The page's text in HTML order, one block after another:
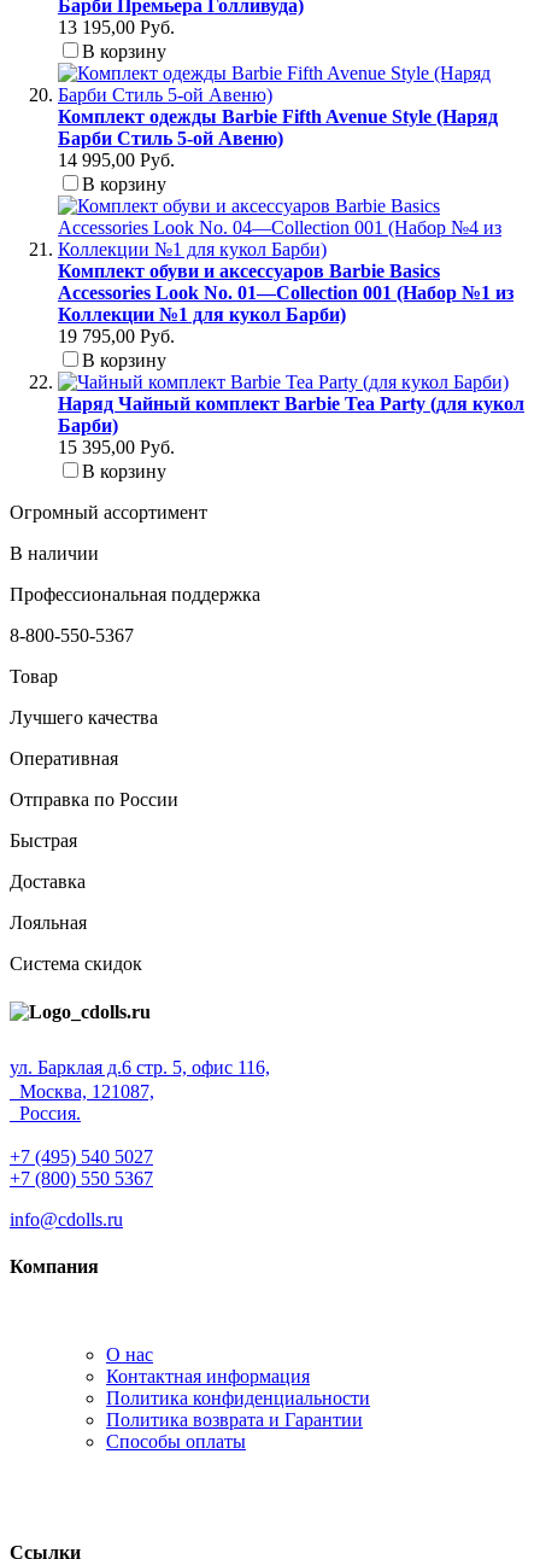
Барби Премьера Голливуда)
13 195,00 Руб.
В корзину
Комплект одежды Barbie Fifth Avenue Style (Наряд
Барби Стиль 5-ой Авеню)
14 995,00 Руб.
В корзину
Комплект обуви и аксессуаров Barbie Basics
Accessories Look No. 01—Collection 001 (Набор №1 из
Коллекции №1 для кукол Барби)
19 795,00 Руб.
В корзину
Наряд Чайный комплект Barbie Tea Party (для кукол
Барби)
15 395,00 Руб.
В корзину
Огромный ассортимент
В наличии
Профессиональная поддержка
8-800-550-5367
Товар
Лучшего качества
Оперативная
Отправка по России
Быстрая
Доставка
Лояльная
Система скидок
ул. Барклая д.6 стр. 5, офис 116,
Москва, 121087,
Россия.
+7 (495) 540 5027
+7 (800) 550 5367
info@cdolls.ru
Компания
О нас
Контактная информация
Политика конфиденциальности
Политика возврата и Гарантии
Способы оплаты
Ссылки